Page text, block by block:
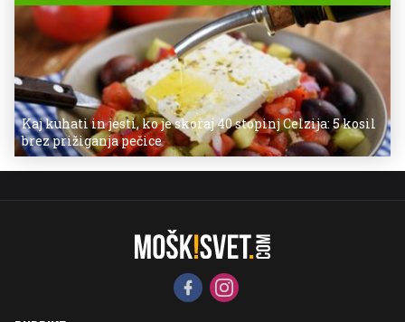
Kaj kuhati in jesti, ko je skoraj 40 stopinj Celzija: 5 kosil
brez prižiganja pečice